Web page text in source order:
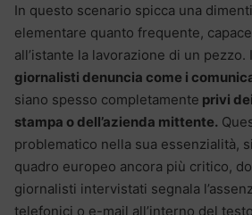
In questo scenario spicca una
elementare quanto frequente,
all’istante la lavorazione di un pezzo.
giornalisti denuncia come i
siano spesso completamente privi
stampa o dell’azienda mittente.
problematico nella sua essenzialità,
quadro europeo ancora più critico,
giornalisti intervistati segnala
telefonici o e-mail all’interno del